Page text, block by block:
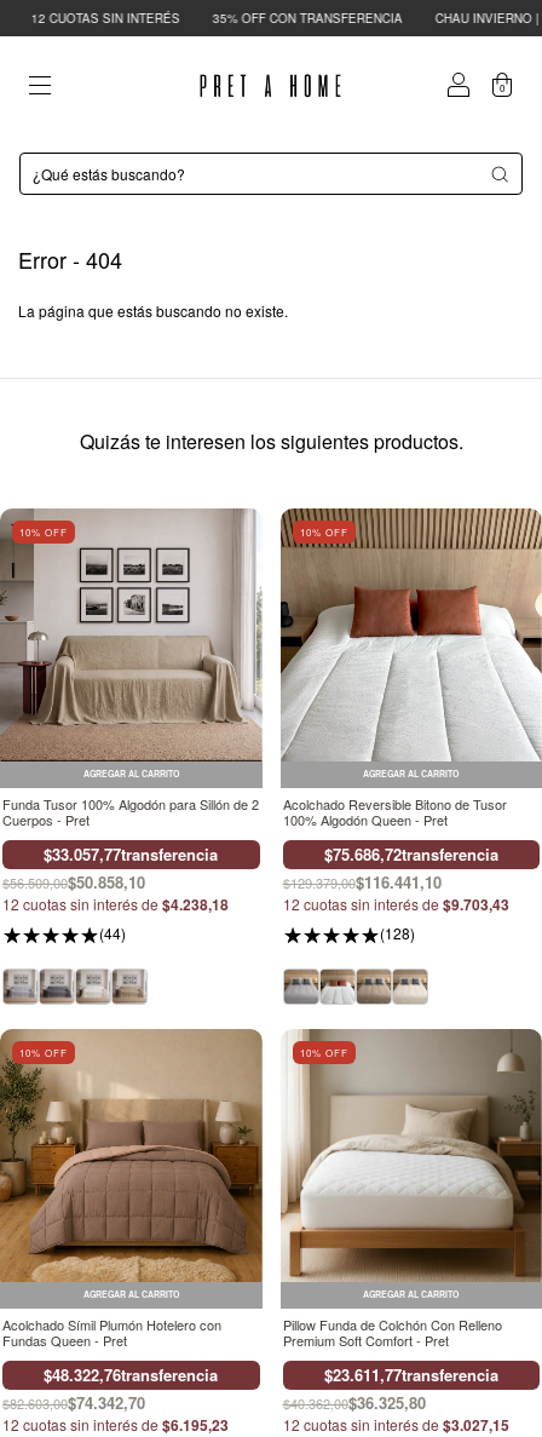
12 CUOTAS SIN INTERÉS 35% OFF CON TRANSFERENCIA CHAU INVIERNO |
0
Error - 404
La página que estás buscando no existe.
Quizás te interesen los siguientes productos.
10% OFF
AGREGAR AL CARRITO
Funda Tusor 100% Algodón para Sillón de 2
Cuerpos - Pret
$33.057,77transferencia
$56.509,00$50.858,10
12 cuotas sin interés de $4.238,18
(44)
10% OFF
AGREGAR AL CARRITO
Acolchado Reversible Bitono de Tusor
100% Algodón Queen - Pret
$75.686,72transferencia
$129.379,00$116.441,10
12 cuotas sin interés de $9.703,43
(128)
10% OFF
AGREGAR AL CARRITO
Acolchado Símil Plumón Hotelero con
Fundas Queen - Pret
$48.322,76transferencia
$82.603,00$74.342,70
12 cuotas sin interés de $6.195,23
10% OFF
AGREGAR AL CARRITO
Pillow Funda de Colchón Con Relleno
Premium Soft Comfort - Pret
$23.611,77transferencia
$40.362,00$36.325,80
12 cuotas sin interés de $3.027,15